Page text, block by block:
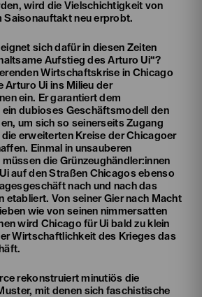
wird die Vielschichtigkeit von
Saisonauftakt neu erprobt.
sich dafür in diesen Zeiten
Aufstieg des Arturo Ui“?
Wirtschaftskrise in Chicago
Arturo Ui ins Milieu der
ein. Er garantiert dem
dubioses Geschäftsmodell den
um sich so seinerseits Zugang
erweiterten Kreise der Chicagoer
Einmal in unsauberen
die Grünzeughändler:innen
auf den Straßen Chicagos ebenso
nach und nach das
etabliert. Von seiner Gier nach Macht
wie von seinen nimmersatten
wird Chicago für Ui bald zu klein
Wirtschaftlichkeit des Krieges das
rekonstruiert minutiös die
mit denen sich faschistische